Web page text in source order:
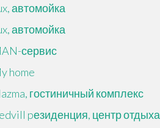
автомойка
автомойка
сервис
home
гостиничный комплекс
pезиденция, центр отдыха